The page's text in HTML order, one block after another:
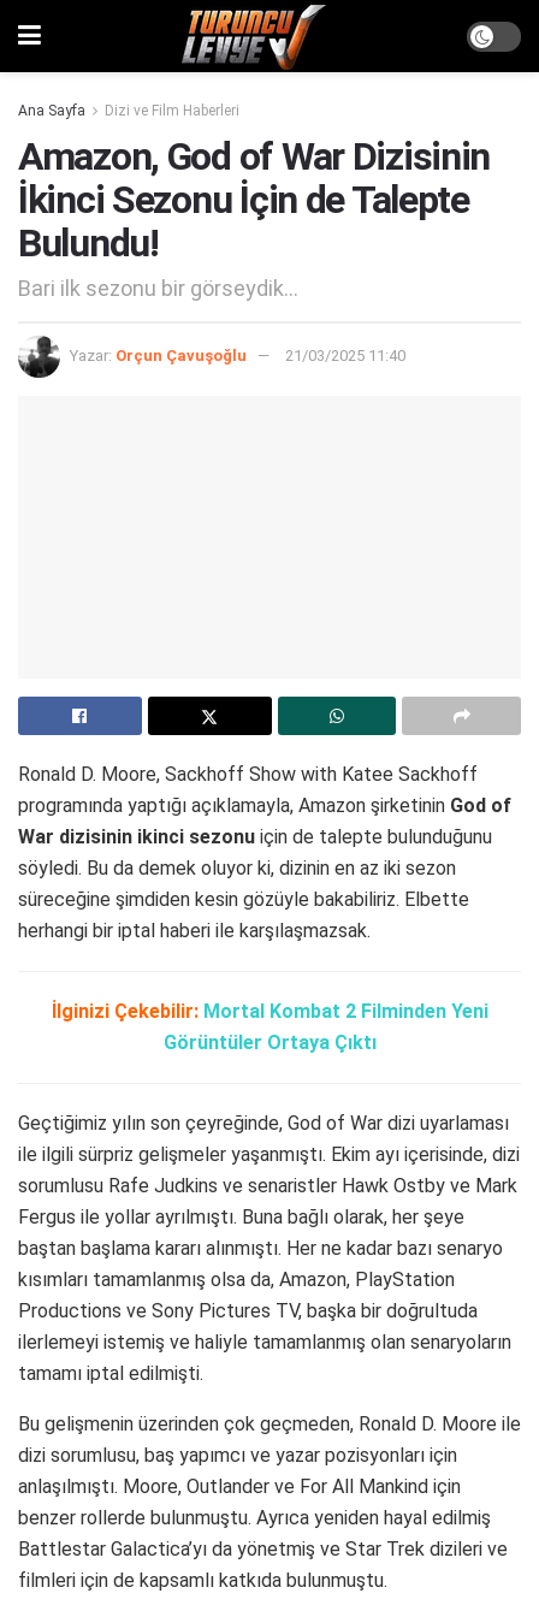
Ana Sayfa Dizi ve Film Haberleri
Amazon, God of War Dizisinin
İkinci Sezonu İçin de Talepte
Bulundu!
Bari ilk sezonu bir görseydik...
Yazar: Orçun Çavuşoğlu 21/03/2025 11:40
Ronald D. Moore, Sackhoff Show with Katee Sackhoff
programında yaptığı açıklamayla, Amazon şirketinin God of
War dizisinin ikinci sezonu için de talepte bulunduğunu
söyledi. Bu da demek oluyor ki, dizinin en az iki sezon
süreceğine şimdiden kesin gözüyle bakabiliriz. Elbette
herhangi bir iptal haberi ile karşılaşmazsak.
İlginizi Çekebilir: Mortal Kombat 2 Filminden Yeni
Görüntüler Ortaya Çıktı
Geçtiğimiz yılın son çeyreğinde, God of War dizi uyarlaması
ile ilgili sürpriz gelişmeler yaşanmıştı. Ekim ayı içerisinde, dizi
sorumlusu Rafe Judkins ve senaristler Hawk Ostby ve Mark
Fergus ile yollar ayrılmıştı. Buna bağlı olarak, her şeye
baştan başlama kararı alınmıştı. Her ne kadar bazı senaryo
kısımları tamamlanmış olsa da, Amazon, PlayStation
Productions ve Sony Pictures TV, başka bir doğrultuda
ilerlemeyi istemiş ve haliyle tamamlanmış olan senaryoların
tamamı iptal edilmişti.
Bu gelişmenin üzerinden çok geçmeden, Ronald D. Moore ile
dizi sorumlusu, baş yapımcı ve yazar pozisyonları için
anlaşılmıştı. Moore, Outlander ve For All Mankind için
benzer rollerde bulunmuştu. Ayrıca yeniden hayal edilmiş
Battlestar Galactica’yı da yönetmiş ve Star Trek dizileri ve
filmleri için de kapsamlı katkıda bulunmuştu.